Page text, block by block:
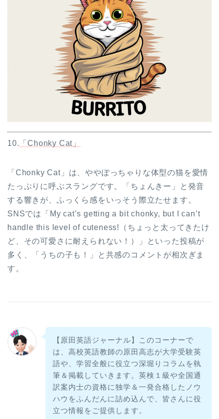
10. 「Chonky Cat」
「Chonky Cat」は、ややぽっちゃりな体型の猫を愛情
たっぷりに呼ぶスラングです。「ちょんきー」と発音
する響きが、ふっくら感をいっそう際立たせます。
SNSでは「My cat’s getting a bit chonky, but I can’t
handle this level of cuteness!（ちょっと太ってきたけ
ど、その可愛さに耐えられない！）」といった投稿が
多く、「うちの子も！」と共感のコメントが相次ぎま
す。
【原田英語ジャーナル】このコーナーで
は、高校英語教師の原田高志が大学受験英
語や、学習全般に役立つ深堀りコラムを執
筆＆掲載していきます。英検１級や全国通
訳案内士の資格に独学＆一発合格したノウ
ハウをふんだんに詰め込んで、皆さんに役
立つ情報をご提供します。